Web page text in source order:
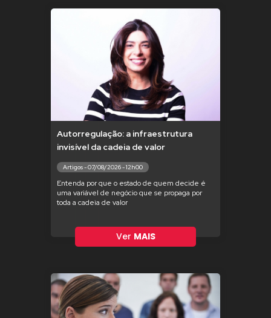
Autorregulação: a infraestrutura
invisível da cadeia de valor
Artigos - 07/08/2026 - 12h00
Entenda por que o estado de quem decide é
uma variável de negócio que se propaga por
toda a cadeia de valor
Ver MAIS